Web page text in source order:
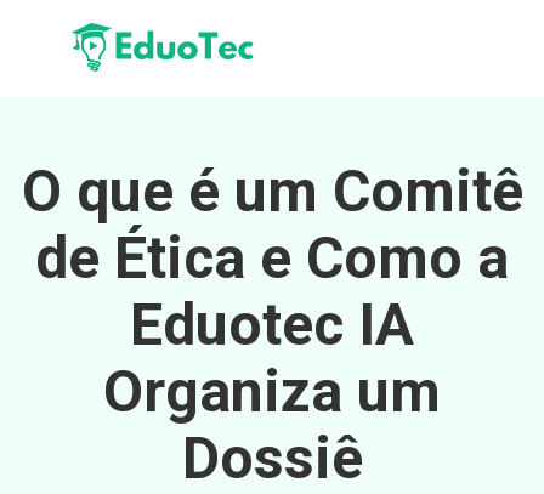
O que é um Comitê
de Ética e Como a
Eduotec IA
Organiza um
Dossiê